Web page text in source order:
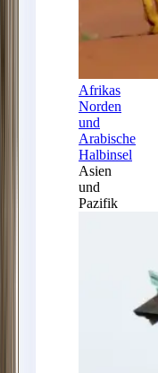
Afrikas
Norden
und
Arabische
Halbinsel
Asien
und
Pazifik